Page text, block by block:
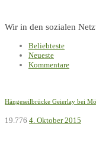
Wir in den sozialen
Beliebteste
Neueste
Kommentare
Hängeseilbrücke Geierlay bei
19.776 4. Oktober 2015